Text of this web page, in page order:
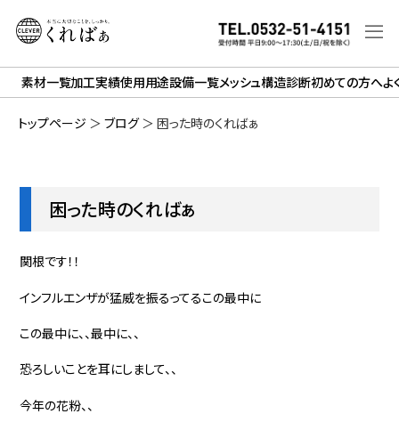
素材一覧加工実績使用用途設備一覧メッシュ構造診断初めての方へよ
トップページ ＞ ブログ＞ 困った時のくればぁ
困った時のくればぁ
関根です！！
インフルエンザが猛威を振るってるこの最中に
この最中に、、最中に、、
恐ろしいことを耳にしまして、、
今年の花粉、、